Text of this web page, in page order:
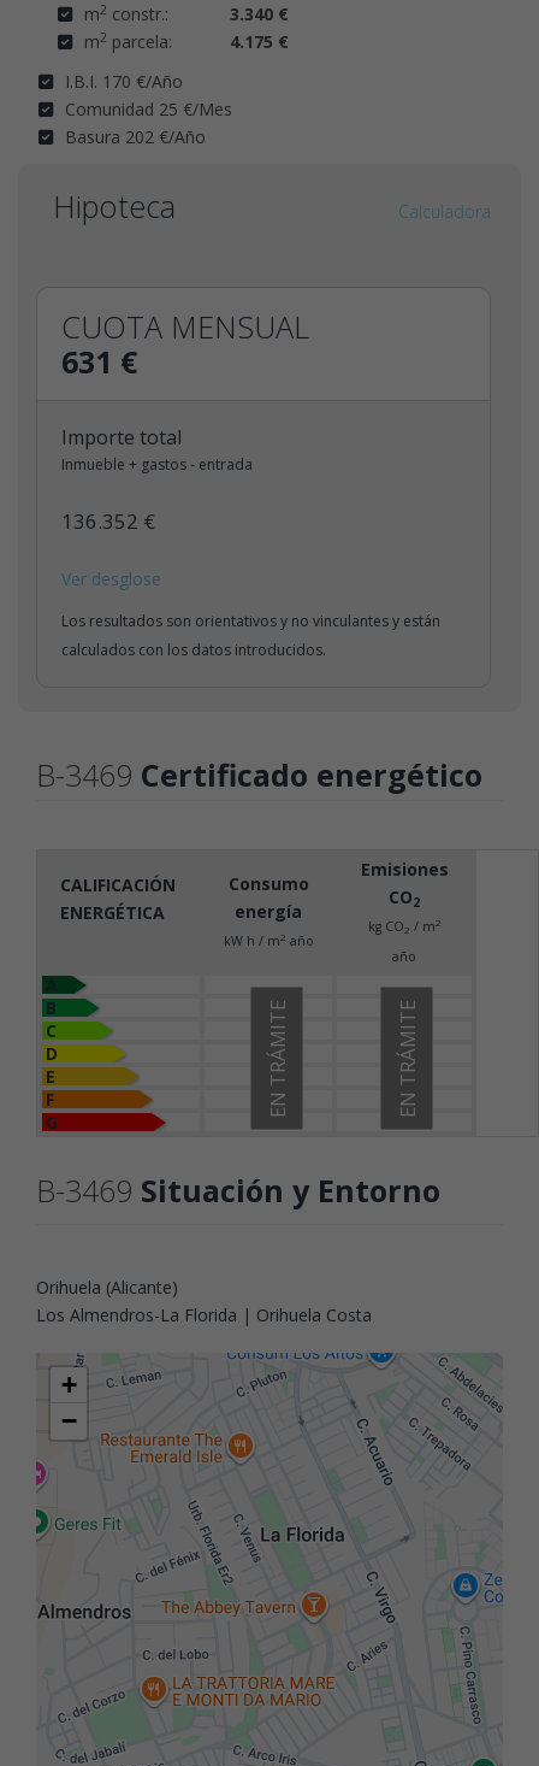
m2 constr.:
3.340 €
m2 parcela:
4.175 €
I.B.I. 170 €/Año
Comunidad 25 €/Mes
Basura 202 €/Año
Hipoteca Calculadora
CUOTA MENSUAL
631 €
Importe total
Inmueble + gastos - entrada
136.352 €
Ver desglose
Los resultados son orientativos y no vinculantes y están
calculados con los datos introducidos.
B-3469 Certificado energético
CALIFICACIÓN
ENERGÉTICA
Consumo
energía
kW h / m2 año
Emisiones
CO2
kg CO2 / m2
año
B
C
D
E
F
G
EN TRÁMITE
EN TRÁMITE
B-3469 Situación y Entorno
Orihuela (Alicante)
Los Almendros-La Florida | Orihuela Costa
+
−